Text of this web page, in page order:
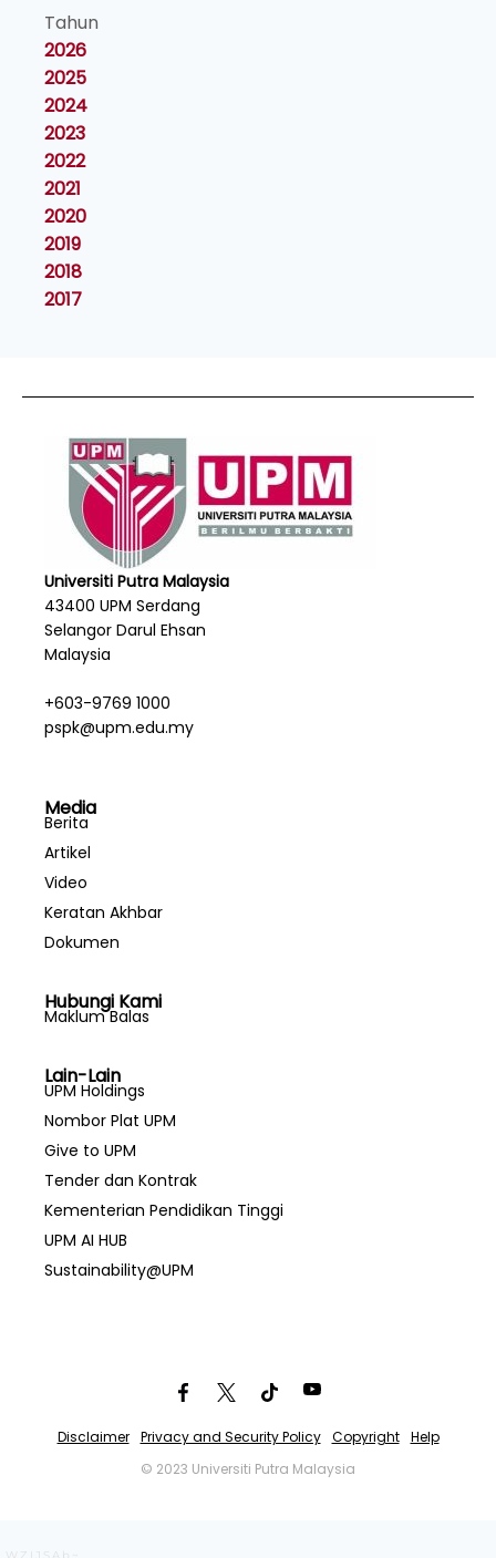
Tahun
2026
2025
2024
2023
2022
2021
2020
2019
2018
2017
Universiti Putra Malaysia
43400 UPM Serdang
Selangor Darul Ehsan
Malaysia
+603-9769 1000
pspk@upm.edu.my
Media
Berita
Artikel
Video
Keratan Akhbar
Dokumen
Hubungi Kami
Maklum Balas
Lain-Lain
UPM Holdings
Nombor Plat UPM
Give to UPM
Tender dan Kontrak
Kementerian Pendidikan Tinggi
UPM AI HUB
Sustainability@UPM
Disclaimer Privacy and Security Policy Copyright
Help
© 2023 Universiti Putra Malaysia